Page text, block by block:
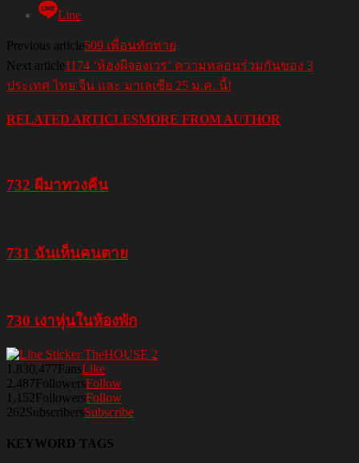
Line
Previous article509 เพื่อนทักทาย
Next article1174 ‘ห้องผีจองเวร’ ความหลอนร่วมกันของ 3
ประเทศ ไทย จีน และ มาเลเซีย 25 ม.ค. นี้!
RELATED ARTICLESMORE FROM AUTHOR
732 ผีมาทวงคืน
731 ฉันเห็นคนตาย
730 เงาหุ่นในห้องพัก
1,830,477FansLike
2,487FollowersFollow
1,152FollowersFollow
262SubscribersSubscribe
KEYWORD TAGS